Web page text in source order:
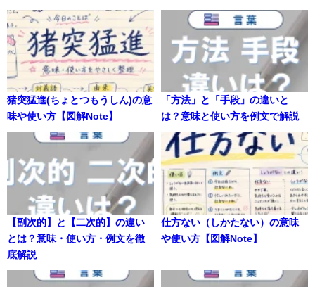
猪突猛進(ちょとつもうしん)の意
味や使い方【図解Note】
「方法」と「手段」の違いと
は？意味と使い方を例文で解説
【副次的】と【二次的】の違い
とは？意味・使い方・例文を徹
底解説
仕方ない（しかたない）の意味
や使い方【図解Note】